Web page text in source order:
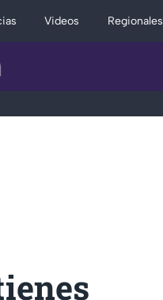
Videos Regionales